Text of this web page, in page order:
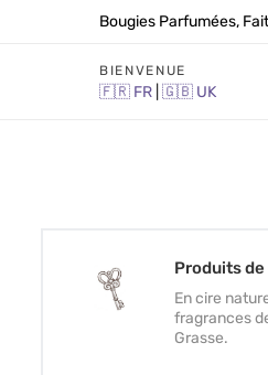
Bougies Parfumées,
BIENVENUE
🇫🇷 FR 🇬🇧 UK
Produits de
En cire
fragrances
Grasse.